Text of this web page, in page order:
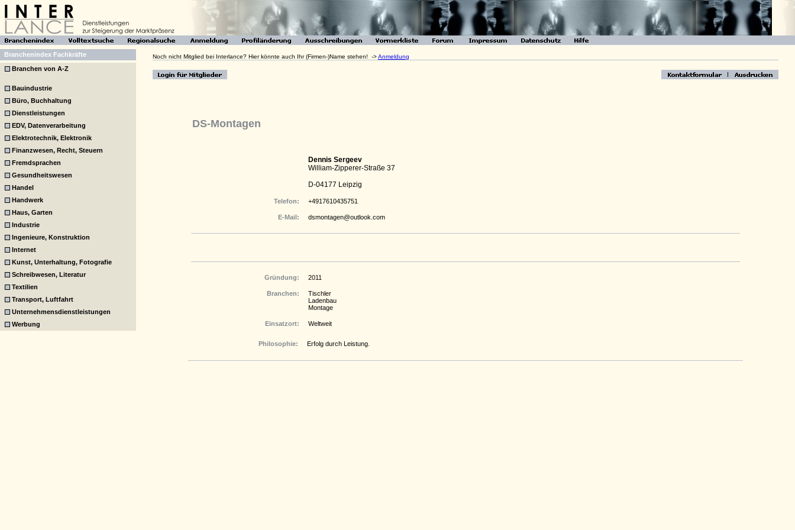
Branchenindex Fachkräfte Noch nicht Mitglied bei Interlance? Hier könnte auch Ihr (Firmen-)Name stehen! ->Anmeldung
Branchen von A-Z
Bauindustrie
Büro, Buchhaltung
Dienstleistungen
EDV, Datenverarbeitung
Elektrotechnik, Elektronik
Finanzwesen, Recht, Steuern
Fremdsprachen
Gesundheitswesen
Handel
Handwerk
Haus, Garten
Industrie
Ingenieure, Konstruktion
Internet
Kunst, Unterhaltung, Fotografie
Schreibwesen, Literatur
Textilien
Transport, Luftfahrt
Unternehmensdienstleistungen
Werbung
DS-Montagen
Dennis Sergeev
William-Zipperer-Straße 37
D-04177 Leipzig
Telefon: +4917610435751
E-Mail: dsmontagen@outlook.com
Gründung: 2011
Branchen:
Tischler
Ladenbau
Montage
Einsatzort: Weltweit
Philosophie: Erfolg durch Leistung.